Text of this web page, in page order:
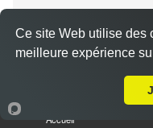
Pizza napolitaine
Accueil
Ce site Web utilise des
meilleure expérience